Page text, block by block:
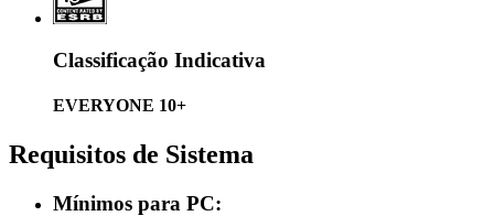
Classificação Indicativa
EVERYONE 10+
Requisitos de Sistema
Mínimos para PC: